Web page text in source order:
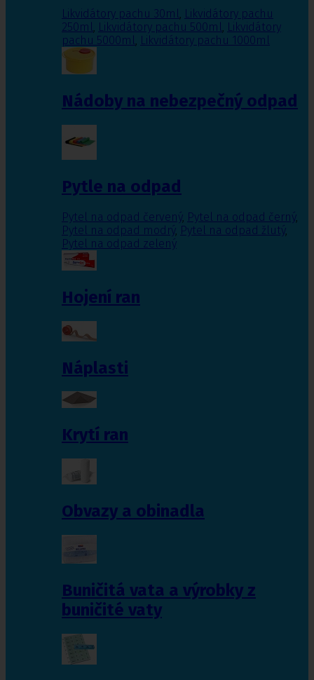
Likvidátory pachu 30ml, Likvidátory pachu
250ml, Likvidátory pachu 500ml, Likvidátory
pachu 5000ml, Likvidátory pachu 1000ml
Nádoby na nebezpečný odpad
Pytle na odpad
Pytel na odpad červený, Pytel na odpad černý,
Pytel na odpad modrý, Pytel na odpad žlutý,
Pytel na odpad zelený
Hojení ran
Náplasti
Krytí ran
Obvazy a obinadla
Buničitá vata a výrobky z
buničité vaty